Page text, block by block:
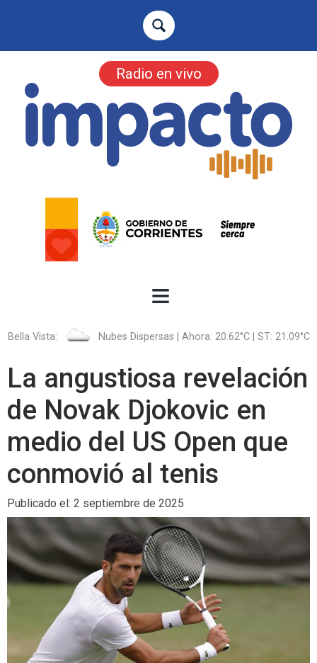
Radio en vivo
Bella Vista: Nubes Dispersas | Ahora: 20.62°C | ST: 21.09°C
La angustiosa revelación
de Novak Djokovic en
medio del US Open que
conmovió al tenis
Publicado el: 2 septiembre de 2025